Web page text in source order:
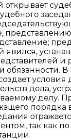
явился,
и
обязанности.
условия
дела,
делу.
порядка
так как